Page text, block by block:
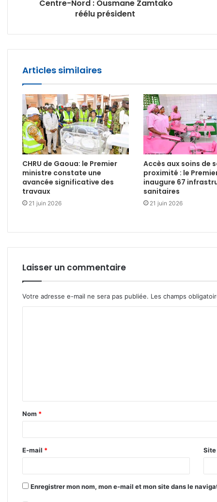
Centre-Nord : Ousmane Zamtako
réélu président
Articles similaires
CHRU de Gaoua: le Premier
ministre constate une
avancée significative des
travaux
21 juin 2026
Accès aux soins de
proximité : le
inaugure 67
sanitaires
21 juin 2026
Laisser un commentaire
Votre adresse e-mail ne sera pas publiée. Les champs
t
a
e
*
Nom *
E-mail *
Enregistrer mon nom, mon e-mail et mon site dans le